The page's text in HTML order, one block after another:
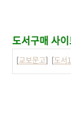
도서구매 사
[교보문고] [도서